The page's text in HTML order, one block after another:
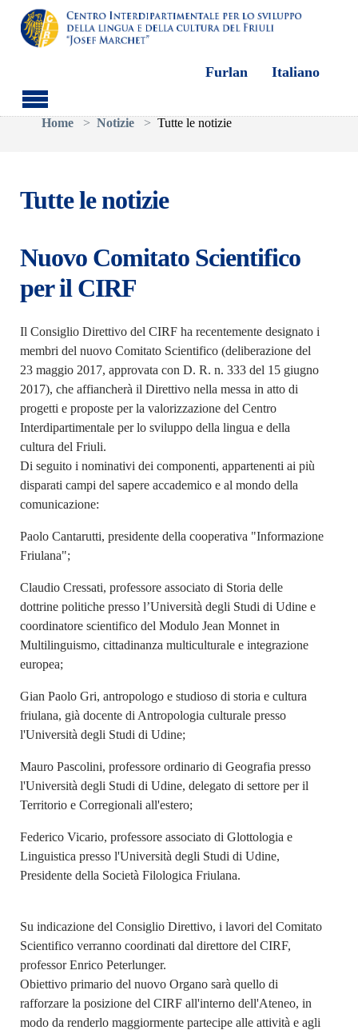
Skip to main content
Furlan Italiano
You are here:
Home
Notizie Tutte le notizie
Tutte le notizie
Nuovo Comitato Scientifico
per il CIRF
Il Consiglio Direttivo del CIRF ha recentemente designato i
membri del nuovo Comitato Scientifico (deliberazione del
23 maggio 2017, approvata con D. R. n. 333 del 15 giugno
2017), che affiancherà il Direttivo nella messa in atto di
progetti e proposte per la valorizzazione del Centro
Interdipartimentale per lo sviluppo della lingua e della
cultura del Friuli.
Di seguito i nominativi dei componenti, appartenenti ai più
disparati campi del sapere accademico e al mondo della
comunicazione:
Paolo Cantarutti, presidente della cooperativa "Informazione
Friulana";
Claudio Cressati, professore associato di Storia delle
dottrine politiche presso l’Università degli Studi di Udine e
coordinatore scientifico del Modulo Jean Monnet in
Multilinguismo, cittadinanza multiculturale e integrazione
europea;
Gian Paolo Gri, antropologo e studioso di storia e cultura
friulana, già docente di Antropologia culturale presso
l'Università degli Studi di Udine;
Mauro Pascolini, professore ordinario di Geografia presso
l'Università degli Studi di Udine, delegato di settore per il
Territorio e Corregionali all'estero;
Federico Vicario, professore associato di Glottologia e
Linguistica presso l'Università degli Studi di Udine,
Presidente della Società Filologica Friulana.
Su indicazione del Consiglio Direttivo, i lavori del Comitato
Scientifico verranno coordinati dal direttore del CIRF,
professor Enrico Peterlunger.
Obiettivo primario del nuovo Organo sarà quello di
rafforzare la posizione del CIRF all'interno dell'Ateneo, in
modo da renderlo maggiormente partecipe alle attività e agli